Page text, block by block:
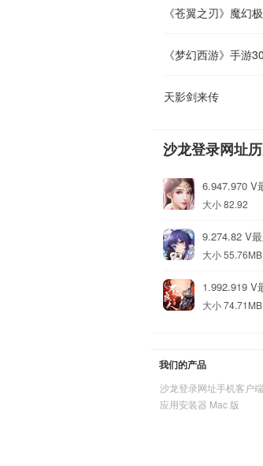
《苍翼之刃》魔幻
《梦幻西游》手游
天影剑来传
沙龙登录网址
6.947.970 V
大小 82.92
9.274.82 V
大小 55.76MB
1.992.919 V
大小 74.71MB
我们的产品
沙龙登录网址手机客户端
应用安装器 Mac 版